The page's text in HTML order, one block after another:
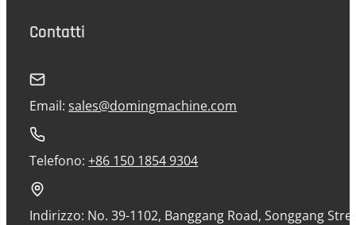
Contatti
Email:sales@domingmachine.com
Telefono:+86 150 1854 9304
Indirizzo: No. 39-1102, Banggang Road, Songgang